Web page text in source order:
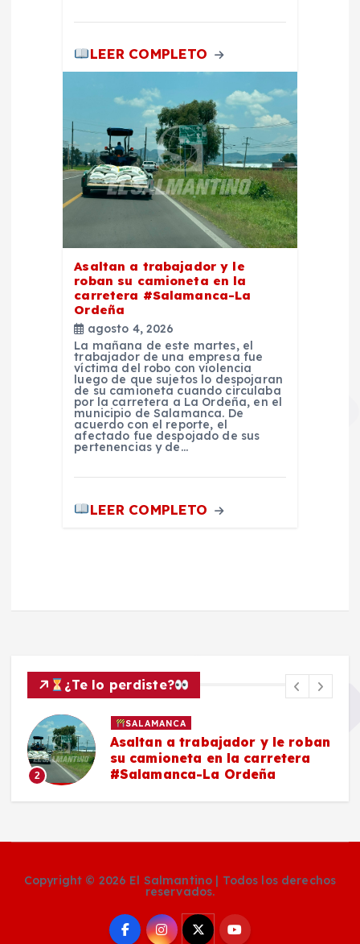
LEER COMPLETO
Asaltan a trabajador y le
roban su camioneta en la
carretera #Salamanca-La
Ordeña
agosto 4, 2026
La mañana de este martes, el
trabajador de una empresa fue
víctima del robo con violencia
luego de que sujetos lo despojaran
de su camioneta cuando circulaba
por la carretera a La Ordeña, en el
municipio de Salamanca. De
acuerdo con el reporte, el
afectado fue despojado de sus
pertenencias y de…
LEER COMPLETO
¿Te lo perdiste?
2
SALAMANCA
Asaltan a trabajador y le roban
su camioneta en la carretera
#Salamanca-La Ordeña
Copyright © 2026 El Salmantino | Todos los derechos
reservados.